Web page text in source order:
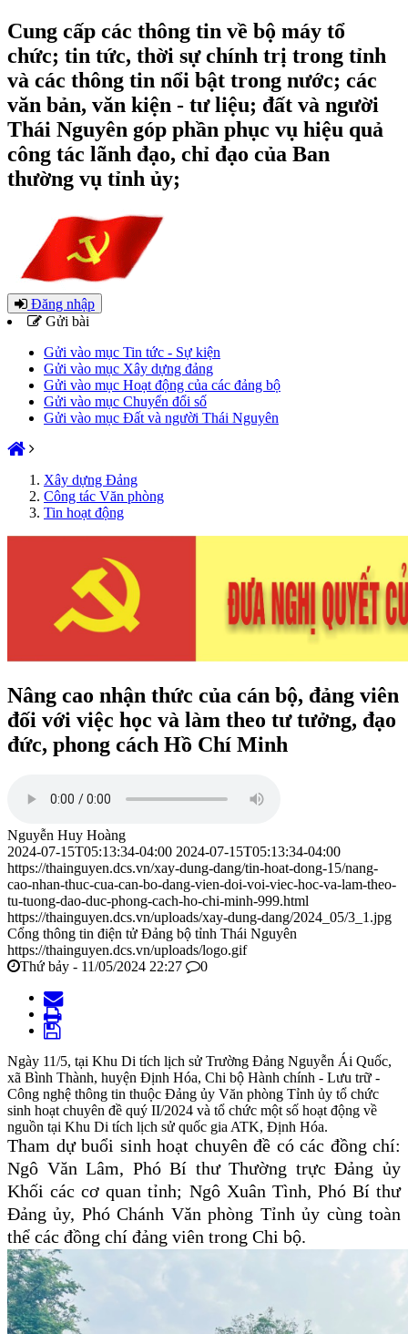
Cung cấp các thông tin về bộ máy tổ
chức; tin tức, thời sự chính trị trong tỉnh
và các thông tin nổi bật trong nước; các
văn bản, văn kiện - tư liệu; đất và người
Thái Nguyên góp phần phục vụ hiệu quả
công tác lãnh đạo, chỉ đạo của Ban
thường vụ tỉnh ủy;
Đăng nhập
Gửi bài
Gửi vào mục Tin tức - Sự kiện
Gửi vào mục Xây dựng đảng
Gửi vào mục Hoạt động của các đảng bộ
Gửi vào mục Chuyển đổi số
Gửi vào mục Đất và người Thái Nguyên
Xây dựng Đảng
Công tác Văn phòng
Tin hoạt động
Nâng cao nhận thức của cán bộ, đảng viên
đối với việc học và làm theo tư tưởng, đạo
đức, phong cách Hồ Chí Minh
Nguyễn Huy Hoàng
2024-07-15T05:13:34-04:00 2024-07-15T05:13:34-04:00
https://thainguyen.dcs.vn/xay-dung-dang/tin-hoat-dong-15/nang-
cao-nhan-thuc-cua-can-bo-dang-vien-doi-voi-viec-hoc-va-lam-theo-
tu-tuong-dao-duc-phong-cach-ho-chi-minh-999.html
https://thainguyen.dcs.vn/uploads/xay-dung-dang/2024_05/3_1.jpg
Cổng thông tin điện tử Đảng bộ tỉnh Thái Nguyên
https://thainguyen.dcs.vn/uploads/logo.gif
Thứ bảy - 11/05/2024 22:27
0
Ngày 11/5, tại Khu Di tích lịch sử Trường Đảng Nguyễn Ái Quốc,
xã Bình Thành, huyện Định Hóa, Chi bộ Hành chính - Lưu trữ -
Công nghệ thông tin thuộc Đảng ủy Văn phòng Tỉnh ủy tổ chức
sinh hoạt chuyên đề quý II/2024 và tổ chức một số hoạt động về
nguồn tại Khu Di tích lịch sử quốc gia ATK, Định Hóa.
Tham dự buổi sinh hoạt chuyên đề có các đồng chí:
Ngô Văn Lâm, Phó Bí thư Thường trực Đảng ủy
Khối các cơ quan tỉnh; Ngô Xuân Tình, Phó Bí thư
Đảng ủy, Phó Chánh Văn phòng Tỉnh ủy cùng toàn
thể các đồng chí đảng viên trong Chi bộ.